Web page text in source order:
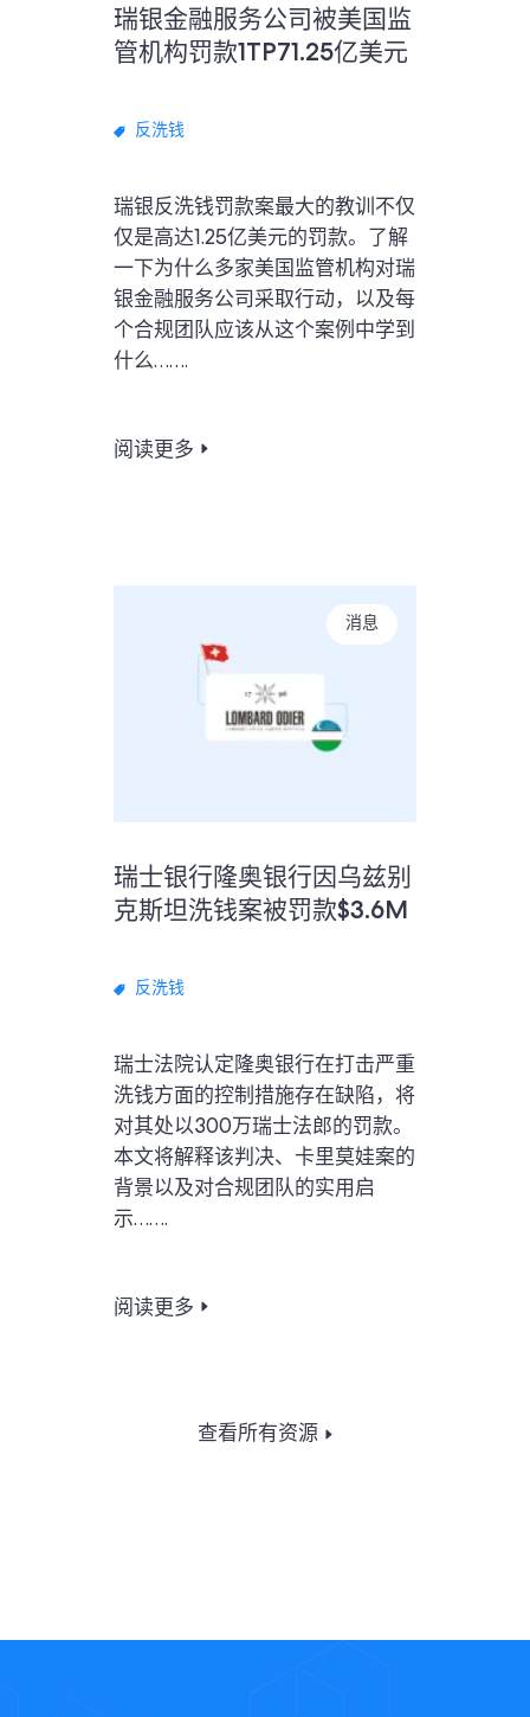
瑞银金融服务公司被美国监
管机构罚款1TP71.25亿美元
反洗钱
瑞银反洗钱罚款案最大的教训不仅
仅是高达1.25亿美元的罚款。了解
一下为什么多家美国监管机构对瑞
银金融服务公司采取行动，以及每
个合规团队应该从这个案例中学到
什么…….
阅读更多
消息
瑞士银行隆奥银行因乌兹别
克斯坦洗钱案被罚款$3.6M
反洗钱
瑞士法院认定隆奥银行在打击严重
洗钱方面的控制措施存在缺陷，将
对其处以300万瑞士法郎的罚款。
本文将解释该判决、卡里莫娃案的
背景以及对合规团队的实用启
示…….
阅读更多
查看所有资源